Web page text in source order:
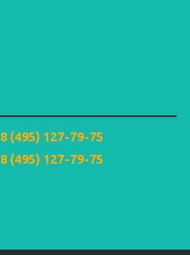
8 (495) 127-79-75
8 (495) 127-79-75